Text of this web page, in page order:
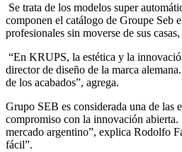
Se trata de los modelos super
componen el catálogo de Groupe Seb
profesionales sin moverse de sus
“En KRUPS, la estética y la
director de diseño de la marca
de los acabados”, agrega.
Grupo SEB es considerada una de las
compromiso con la innovación abierta.
mercado argentino”, explica Rodolfo
fácil”.